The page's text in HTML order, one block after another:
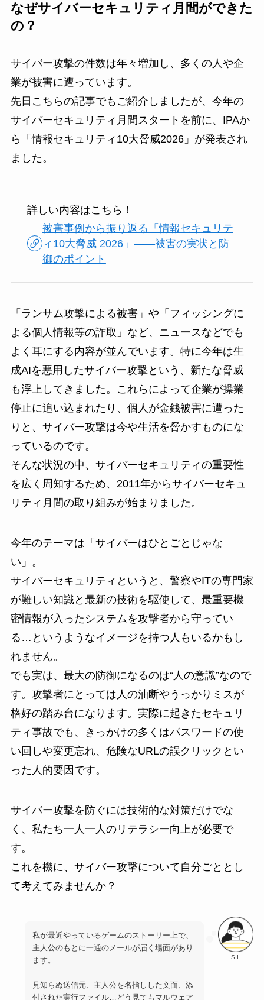
なぜサイバーセキュリティ月間ができた
の？
サイバー攻撃の件数は年々増加し、多くの人や企
業が被害に遭っています。
先日こちらの記事でもご紹介しましたが、今年の
サイバーセキュリティ月間スタートを前に、IPAか
ら「情報セキュリティ10大脅威2026」が発表され
ました。
詳しい内容はこちら！
被害事例から振り返る「情報セキュリテ
ィ10大脅威 2026」――被害の実状と防
御のポイント
「ランサム攻撃による被害」や「フィッシングに
よる個人情報等の詐取」など、ニュースなどでも
よく耳にする内容が並んでいます。特に今年は生
成AIを悪用したサイバー攻撃という、新たな脅威
も浮上してきました。これらによって企業が操業
停止に追い込まれたり、個人が金銭被害に遭った
りと、サイバー攻撃は今や生活を脅かすものにな
っているのです。
そんな状況の中、サイバーセキュリティの重要性
を広く周知するため、2011年からサイバーセキュ
リティ月間の取り組みが始まりました。
今年のテーマは「サイバーはひとごとじゃな
い」。
サイバーセキュリティというと、警察やITの専門家
が難しい知識と最新の技術を駆使して、最重要機
密情報が入ったシステムを攻撃者から守ってい
る…というようなイメージを持つ人もいるかもし
れません。
でも実は、最大の防御になるのは“人の意識”なので
す。攻撃者にとっては人の油断やうっかりミスが
格好の踏み台になります。実際に起きたセキュリ
ティ事故でも、きっかけの多くはパスワードの使
い回しや変更忘れ、危険なURLの誤クリックとい
った人的要因です。
サイバー攻撃を防ぐには技術的な対策だけでな
く、私たち一人一人のリテラシー向上が必要で
す。
これを機に、サイバー攻撃について自分ごととし
て考えてみませんか？
S.I.
私が最近やっているゲームのストーリー上で、
主人公のもとに一通のメールが届く場面があり
ます。
見知らぬ送信元、主人公を名指しした文面、添
付された実行ファイル…どう見てもマルウェア